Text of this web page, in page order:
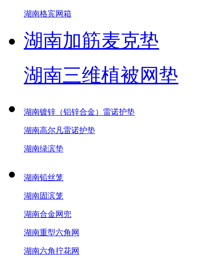
湖南格宾网箱
湖南加筋麦克垫
湖南三维植被网垫
湖南镀锌（铝锌合金）雷诺护垫
湖南高尔凡雷诺护垫
湖南绿滨垫
湖南铅丝笼
湖南固滨笼
湖南合金网兜
湖南重型六角网
湖南六角拧花网